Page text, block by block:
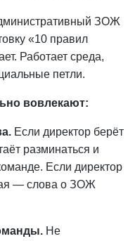
ЗОЖ
«10 правил
Работает среда,
петли.
вовлекают:
Если директор берёт
разминаться и
Если директор
— слова о ЗОЖ
Не